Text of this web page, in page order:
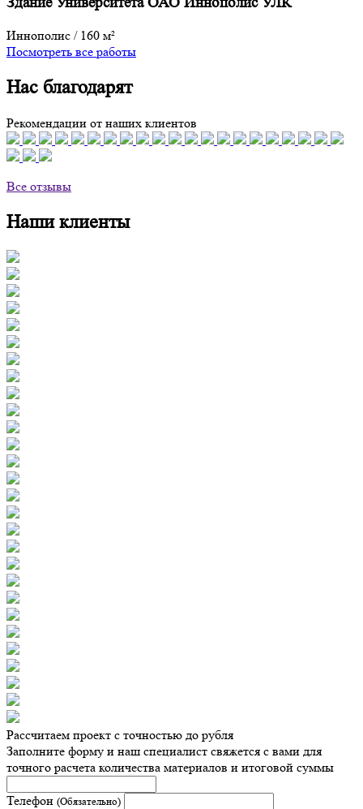
Иннополис /160 м²
Посмотреть все работы
Нас благодарят
Рекомендации от наших клиентов
Все отзывы
Наши клиенты
Рассчитаем проект с точностью до рубля
Заполните форму и наш специалист свяжется с вами для
точного расчета количества материалов и итоговой суммы
Телефон (Обязательно)